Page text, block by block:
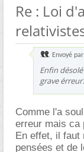
Re : Loi
Envoyé par
Enfin
grave
Comme l'a
erreur mais ca
En effet, il faut
pensées et de